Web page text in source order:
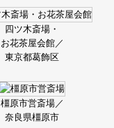
四ツ木斎場・
お花茶屋会館／
東京都葛飾区
橿原市営斎場／
奈良県橿原市